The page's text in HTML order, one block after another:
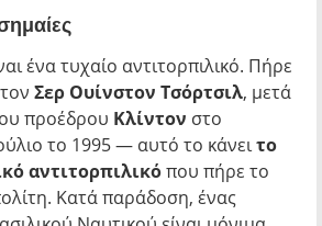
ένα τυχαίο αντιτορπιλικό. Πήρε
Σερ Ουίνστον Τσόρτσιλ, μετά
προέδρου Κλίντον στο
το 1995 — αυτό το κάνειτο
αντιτορπιλικόπου πήρε το
Κατά παράδοση, ένας